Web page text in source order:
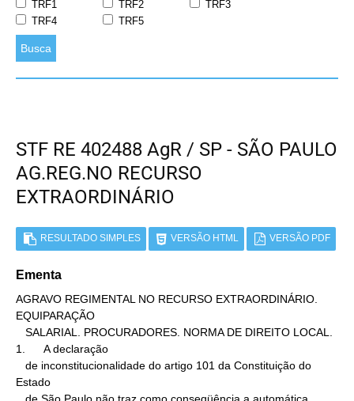
TRF1
TRF2
TRF3
TRF4
TRF5
Busca
STF RE 402488 AgR / SP - SÃO PAULO
AG.REG.NO RECURSO
EXTRAORDINÁRIO
RESULTADO SIMPLES VERSÃO HTML VERSÃO PDF
Ementa
AGRAVO REGIMENTAL NO RECURSO EXTRAORDINÁRIO.
EQUIPARAÇÃO
1.      A declaração
Estado